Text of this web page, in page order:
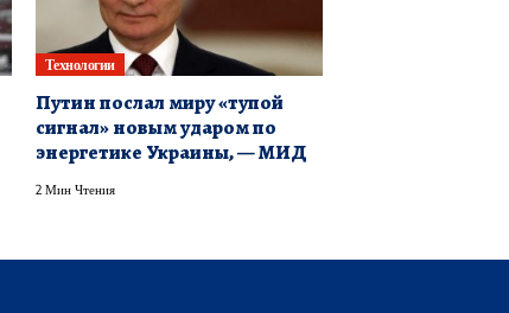
Технологии
Путин послал миру «тупой
сигнал» новым ударом по
энергетике Украины, — МИД
2 Мин Чтения